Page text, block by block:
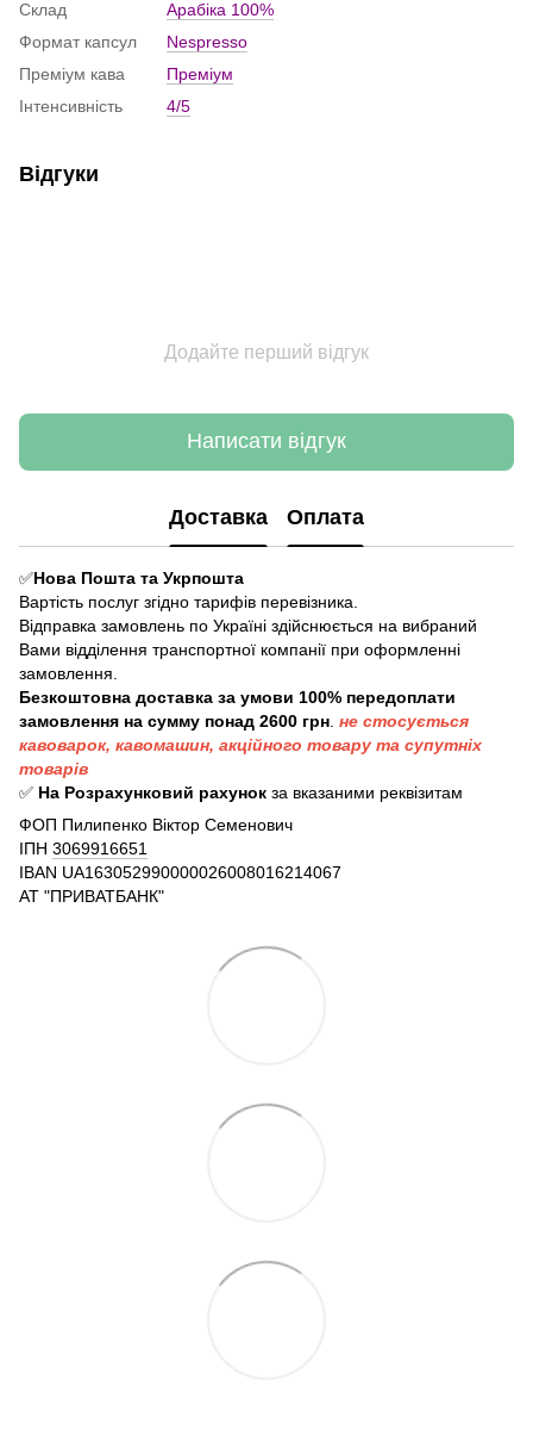
Склад
Арабіка 100%
Формат капсул
Nespresso
Премiум кава
Преміум
Інтенсивність
4/5
Відгуки
Додайте перший відгук
Написати відгук
Доставка Оплата
✅Нова Пошта та Укрпошта
Вартість послуг згідно тарифів перевізника.
Відправка замовлень по Україні здійснюється на вибраний
Вами відділення транспортної компанії при оформленні
замовлення.
Безкоштовна доставка за умови 100% передоплати
замовлення на сумму понад 2600 грн не стосується
кавоварок, кавомашин, акційного товару та супутніх
товарів
✅ На Розрахунковий рахунок за вказаними реквізитам
ФОП Пилипенко Віктор Семенович
ІПН 3069916651
IBAN UA163052990000026008016214067
АТ "ПРИВАТБАНК"